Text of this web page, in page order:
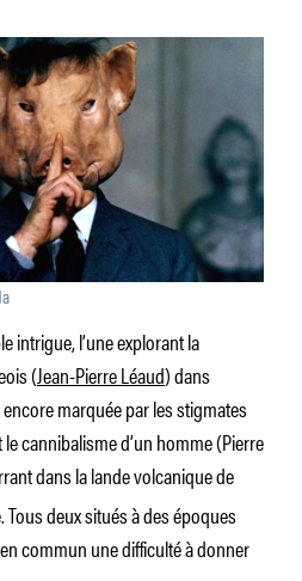
intrigue, l’une explorant la
(Jean-Pierre Léaud) dans
encore marquée par les stigmates
le cannibalisme d’un homme (Pierre
dans la lande volcanique de
Tous deux situés à des époques
commun une difficulté à donner